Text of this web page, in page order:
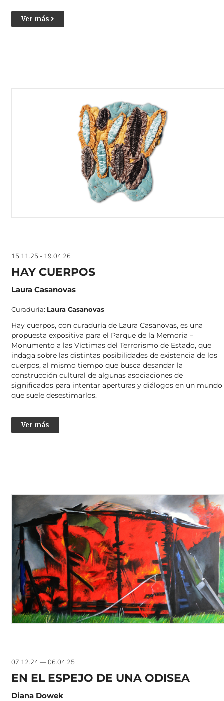
Ver más
15.11.25 - 19.04.26
HAY CUERPOS
Laura Casanovas
Curaduría: Laura Casanovas
Hay cuerpos, con curaduría de Laura Casanovas, es una
propuesta expositiva para el Parque de la Memoria –
Monumento a las Víctimas del Terrorismo de Estado, que
indaga sobre las distintas posibilidades de existencia de los
cuerpos, al mismo tiempo que busca desandar la
construcción cultural de algunas asociaciones de
significados para intentar aperturas y diálogos en un mundo
que suele desestimarlos.
Ver más
07.12.24 — 06.04.25
EN EL ESPEJO DE UNA ODISEA
Diana Dowek